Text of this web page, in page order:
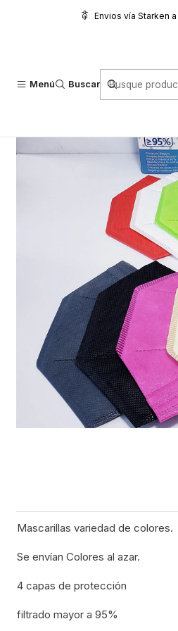
Menú Buscar
Envios vía Starken
Higiene y Cuidado Guantes
Mascarillas variedad de colores.
Se envían Colores al azar.
4 capas de protección
filtrado mayor a 95%